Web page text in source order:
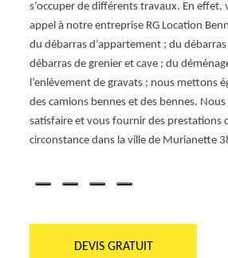
s’occuper de différents travaux. En effet,
appel à notre entreprise RG Location
du débarras d’appartement ; du
débarras de grenier et cave ; du
l’enlèvement de gravats ; nous mettons
des camions bennes et des bennes.
satisfaire et vous fournir des prestations
circonstance dans la ville de Murianette
DEVIS GRATUIT